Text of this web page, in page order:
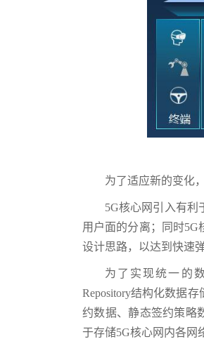
为了适应新的变化
5G核心网引入有利
用户面的分离；同时
设计思路，以达到快速
为了实现统一的
Repository结构化数据存
约数据、静态签约策略
于存储5G核心网内各网